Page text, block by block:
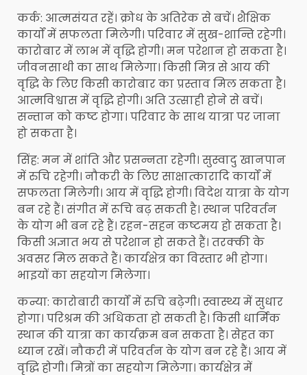
कर्क: आत्मसंयत रहें। क्रोध के अतिरेक से बचें। शैक्षिक
कार्यों में सफलता मिलेगी। परिवार में सुख-शान्ति रहेगी।
कारोबार में लाभ में वृद्धि होगी। मन परेशान हो सकता है।
जीवनसाथी का साथ मिलेगा। किसी मित्र से आय की
वृद्धि के लिए किसी कारोबार का प्रस्ताव मिल सकता है।
आत्मविश्वास में वृद्धि होगी। अति उत्साही होने से बचें।
सन्तान को कष्ट होगा। परिवार के साथ यात्रा पर जाना
हो सकता है।
सिंह: मन में शांति और प्रसन्नता रहेगी। सुस्वादु खानपान
में रुचि रहेगी। नौकरी के लिए साक्षात्कारादि कार्यों में
सफलता मिलेगी। आय में वृद्धि होगी। विदेश यात्रा के योग
बन रहे हैं। संगीत में रूचि बढ़ सकती है। स्थान परिवर्तन
के योग भी बन रहे हैं। रहन-सहन कष्टमय हो सकता है।
किसी अज्ञात भय से परेशान हो सकते हैं। तरक्की के
अवसर मिल सकते हैं। कार्यक्षेत्र का विस्तार भी होगा।
भाइयों का सहयोग मिलेगा।
कन्या: कारोबारी कार्यों में रुचि बढ़ेगी। स्वास्थ्य में सुधार
होगा। परिश्रम की अधिकता हो सकती है। किसी धार्मिक
स्थान की यात्रा का कार्यक्रम बन सकता है। सेहत का
ध्यान रखें। नौकरी में परिवर्तन के योग बन रहे हैं। आय में
वृद्धि होगी। मित्रों का सहयोग मिलेगा। कार्यक्षेत्र में